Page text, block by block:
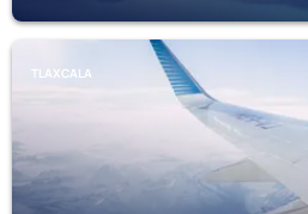
TLAXCALA